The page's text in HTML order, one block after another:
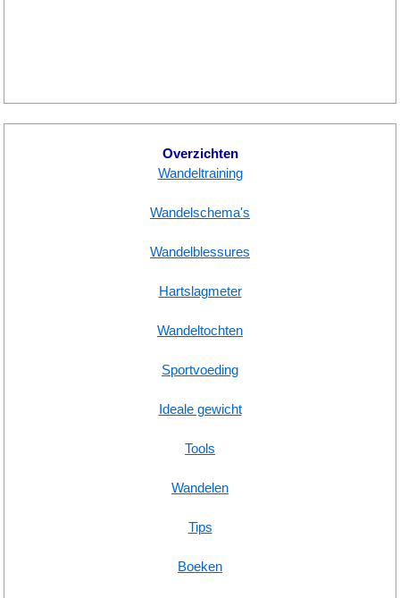
Overzichten
Wandeltraining
Wandelschema's
Wandelblessures
Hartslagmeter
Wandeltochten
Sportvoeding
Ideale gewicht
Tools
Wandelen
Tips
Boeken